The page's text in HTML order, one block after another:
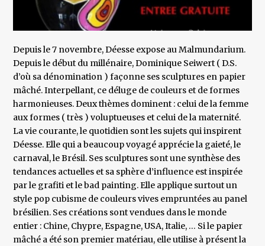
Depuis le 7 novembre, Déesse expose au Malmundarium.
Depuis le début du millénaire, Dominique Seiwert ( D.S.
d’où sa dénomination ) façonne ses sculptures en papier
mâché. Interpellant, ce déluge de couleurs et de formes
harmonieuses. Deux thèmes dominent : celui de la femme
aux formes ( très ) voluptueuses et celui de la maternité.
La vie courante, le quotidien sont les sujets qui inspirent
Déesse. Elle qui a beaucoup voyagé apprécie la gaieté, le
carnaval, le Brésil. Ses sculptures sont une synthèse des
tendances actuelles et sa sphère d’influence est inspirée
par le grafiti et le bad painting. Elle applique surtout un
style pop cubisme de couleurs vives empruntées au panel
brésilien. Ses créations sont vendues dans le monde
entier : Chine, Chypre, Espagne, USA, Italie, … Si le papier
mâché a été son premier matériau, elle utilise à présent la